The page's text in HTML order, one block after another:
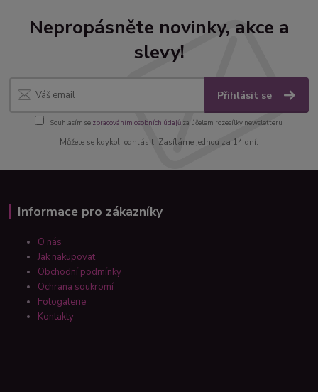
Nepropásněte novinky, akce a
slevy!
Přihlásit se
Souhlasím se zpracováním osobních údajůza účelem rozesílky newsletteru.
Můžete se kdykoli odhlásit. Zasíláme jednou za 14 dní.
Informace pro zákazníky
O nás
Jak nakupovat
Obchodní podmínky
Ochrana soukromí
Fotogalerie
Kontakty